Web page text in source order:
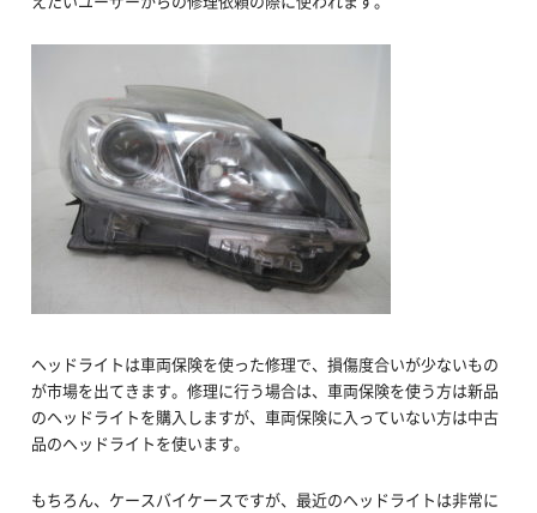
ヘッドライトは車両保険を使った修理で、損傷度合いが少ないもの
が市場を出てきます。修理に行う場合は、車両保険を使う方は新品
のヘッドライトを購入しますが、車両保険に入っていない方は中古
品のヘッドライトを使います。
もちろん、ケースバイケースですが、最近のヘッドライトは非常に